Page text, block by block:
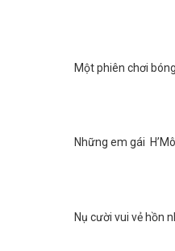
Một phiên chơi
Những em gái
Nụ cười vui vẻ hồn